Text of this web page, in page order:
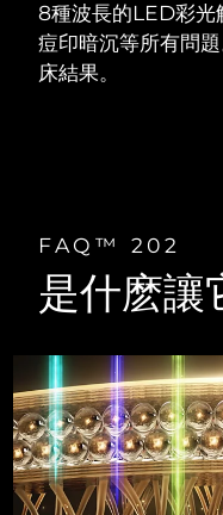
8種波長的LED彩光
痘印暗沉等所有問
床結果。
FAQ™ 202
是什麽讓
2-in-1
For
牙齒美白
issa™
18% PAP
護膚品
全部購買
冰島
印尼
以色列
義大利
日本
澤西島
哈薩克